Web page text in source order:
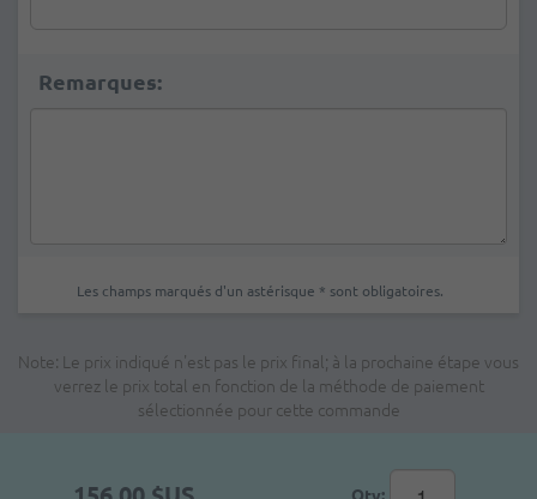
Remarques:
Les champs marqués d'un astérisque * sont obligatoires.
Note: Le prix indiqué n'est pas le prix final; à la prochaine étape vous
verrez le prix total en fonction de la méthode de paiement
sélectionnée pour cette commande
Qty: